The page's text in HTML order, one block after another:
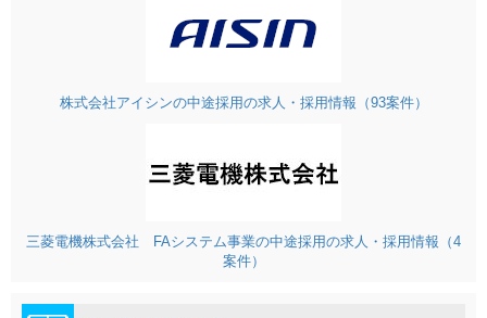
株式会社アイシンの中途採用の求人・採用情報（93案件）
三菱電機株式会社 FAシステム事業の中途採用の求人・採用情報（4
案件）